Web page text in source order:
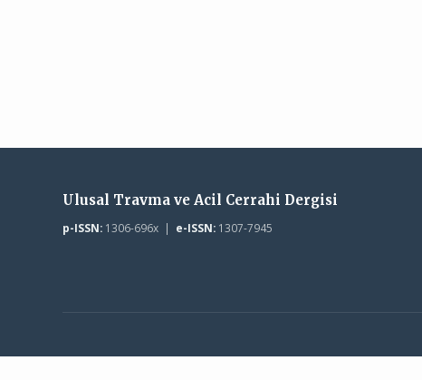
Ulusal Travma ve Acil Cerrahi Dergisi
p-ISSN:1306-696x | e-ISSN:1307-7945